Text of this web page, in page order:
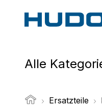
Alle
Ersatzteile